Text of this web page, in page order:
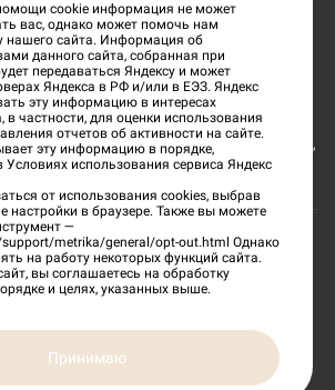
учреждение культуры «Тверской
объединённый музей» (далее
исключительных прав на все
и музейных предметов из коллекции
все изображения и текстовую информацию,
данном официальном сайте.
государственный объединенный
музей»
в
cookie информация не может
вас, однако может помочь нам
нашего сайта. Информация об
данного сайта, собранная при
передаваться Яндексу и может
Яндекса в РФ и/или в ЕЭЗ. Яндекс
эту информацию в интересах
в частности, для оценки использования
отчетов об активности на сайте.
эту информацию в порядке,
Условиях использования сервиса Яндекс
от использования cookies, выбрав
настройки в браузере. Также вы можете
—
metrika/general/opt-out.html Однако
на работу некоторых функций сайта.
вы соглашаетесь на обработку
и целях, указанных выше.
Принимаю